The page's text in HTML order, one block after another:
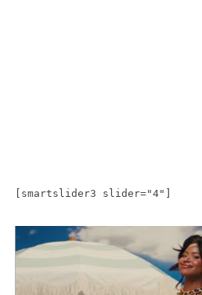
[smartslider3 slider="4"]